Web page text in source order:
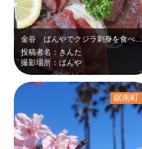
金谷 ばんやでクジラ刺身を食べました。 美味しかったです。
投稿者名：きんた
撮影場所：ばんや
鋸南町